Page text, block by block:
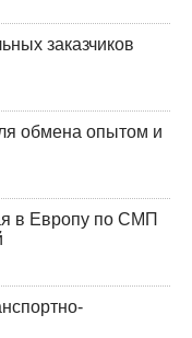
заказчиков
обмена опытом и
в Европу по СМП